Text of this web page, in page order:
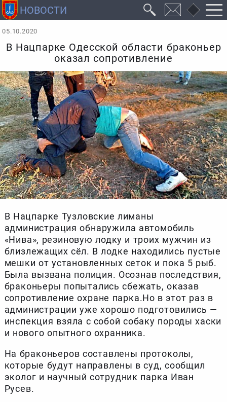
05.10.2020
В Нацпарке Одесской области браконьер
оказал сопротивление
В Нацпарке Тузловские лиманы
администрация обнаружила автомобиль
«Нива», резиновую лодку и троих мужчин из
близлежащих сёл. В лодке находились пустые
мешки от установленных сеток и пока 5 рыб.
Была вызвана полиция. Осознав последствия,
браконьеры попытались сбежать, оказав
сопротивление охране парка.Но в этот раз в
администрации уже хорошо подготовились —
инспекция взяла с собой собаку породы хаски
и нового опытного охранника.
На браконьеров составлены протоколы,
которые будут направлены в суд, сообщил
эколог и научный сотрудник парка Иван
Русев.